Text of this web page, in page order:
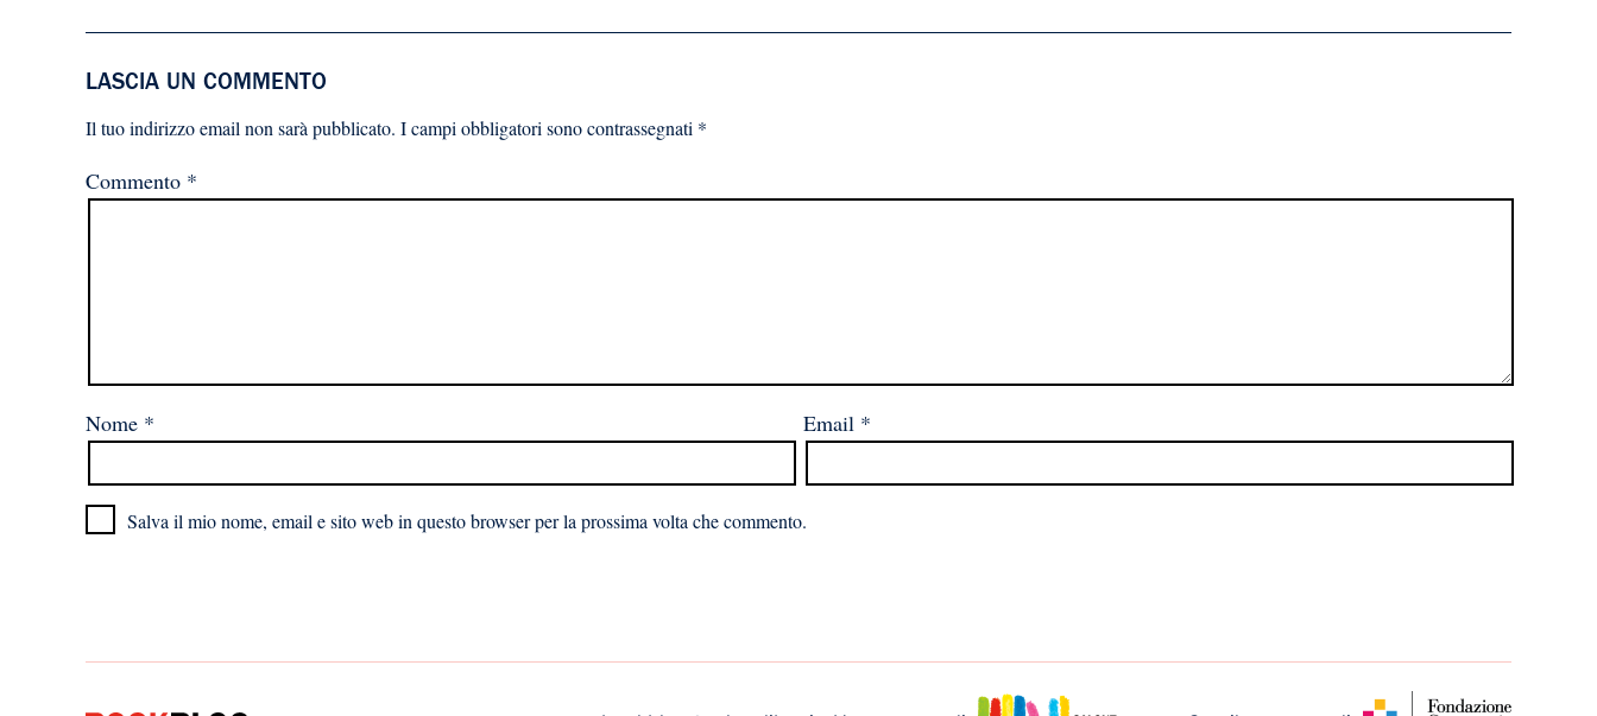
LASCIA UN COMMENTO
Il tuo indirizzo email non sarà pubblicato. I campi obbligatori sono contrassegnati *
Commento *
Nome * Email *
Salva il mio nome, email e sito web in questo browser per la prossima volta che commento.